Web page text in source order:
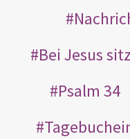
Bei Jesus
Psalm 34